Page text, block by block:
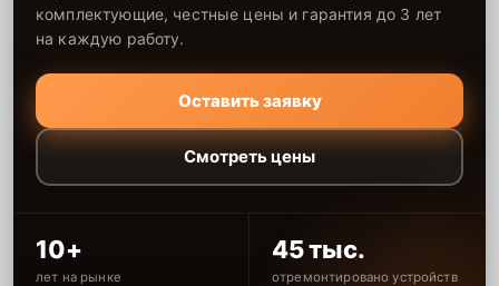
комплектующие, честные цены и гарантия до 3 лет
на каждую работу.
Оставить заявку
Смотреть цены
10+
лет на рынке
45 тыс.
отремонтировано устройств